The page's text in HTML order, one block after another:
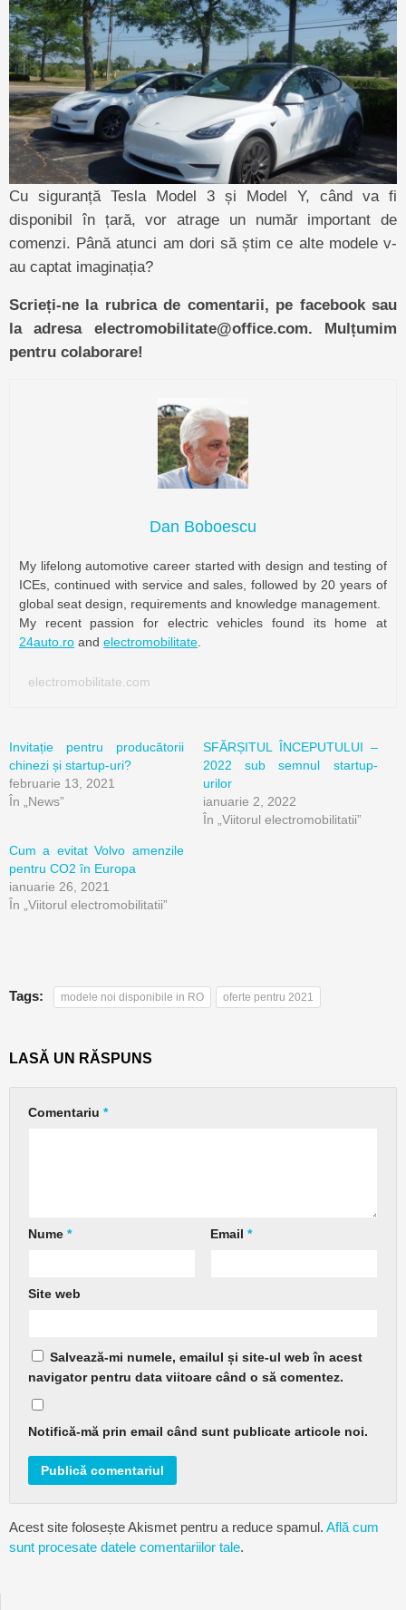
Cu siguranță Tesla Model 3 și Model Y, când va fi
disponibil în țară, vor atrage un număr important de
comenzi. Până atunci am dori să știm ce alte modele v-
au captat imaginația?
Scrieți-ne la rubrica de comentarii, pe facebook sau
la adresa electromobilitate@office.com. Mulțumim
pentru colaborare!
Dan Boboescu
My lifelong automotive career started with design and testing of
ICEs, continued with service and sales, followed by 20 years of
global seat design, requirements and knowledge management.
My recent passion for electric vehicles found its home at
24auto.ro and electromobilitate
electromobilitate.com
Invitație pentru producătorii
chinezi și startup-uri?
februarie 13, 2021
În „News”
SFĂRȘITUL ÎNCEPUTULUI –
2022 sub semnul startup-
urilor
ianuarie 2, 2022
În „Viitorul electromobilitatii”
Cum a evitat Volvo amenzile
pentru CO2 în Europa
ianuarie 26, 2021
În „Viitorul electromobilitatii”
Tags: modele noi disponibile in RO oferte pentru 2021
LASĂ UN RĂSPUNS
Comentariu *
Nume * Email *
Site web
Salvează-mi numele, emailul și site-ul web în acest
navigator pentru data viitoare când o să comentez.
Notifică-mă prin email când sunt publicate articole noi.
Acest site folosește Akismet pentru a reduce spamul. Află cum
sunt procesate datele comentariilor tale.